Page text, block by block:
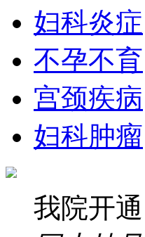
妇科炎症
不孕不育
宫颈疾病
妇科肿瘤
我院开通